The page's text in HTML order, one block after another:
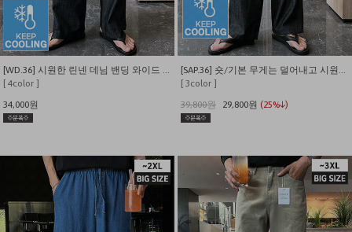
[ 4color ]
34,000원
[ 3color ]
39,800원
29,800원 (25%↓)